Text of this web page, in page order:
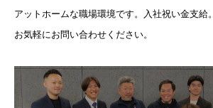
アットホームな職場環境です。入社祝い金支給。
お気軽にお問い合わせください。